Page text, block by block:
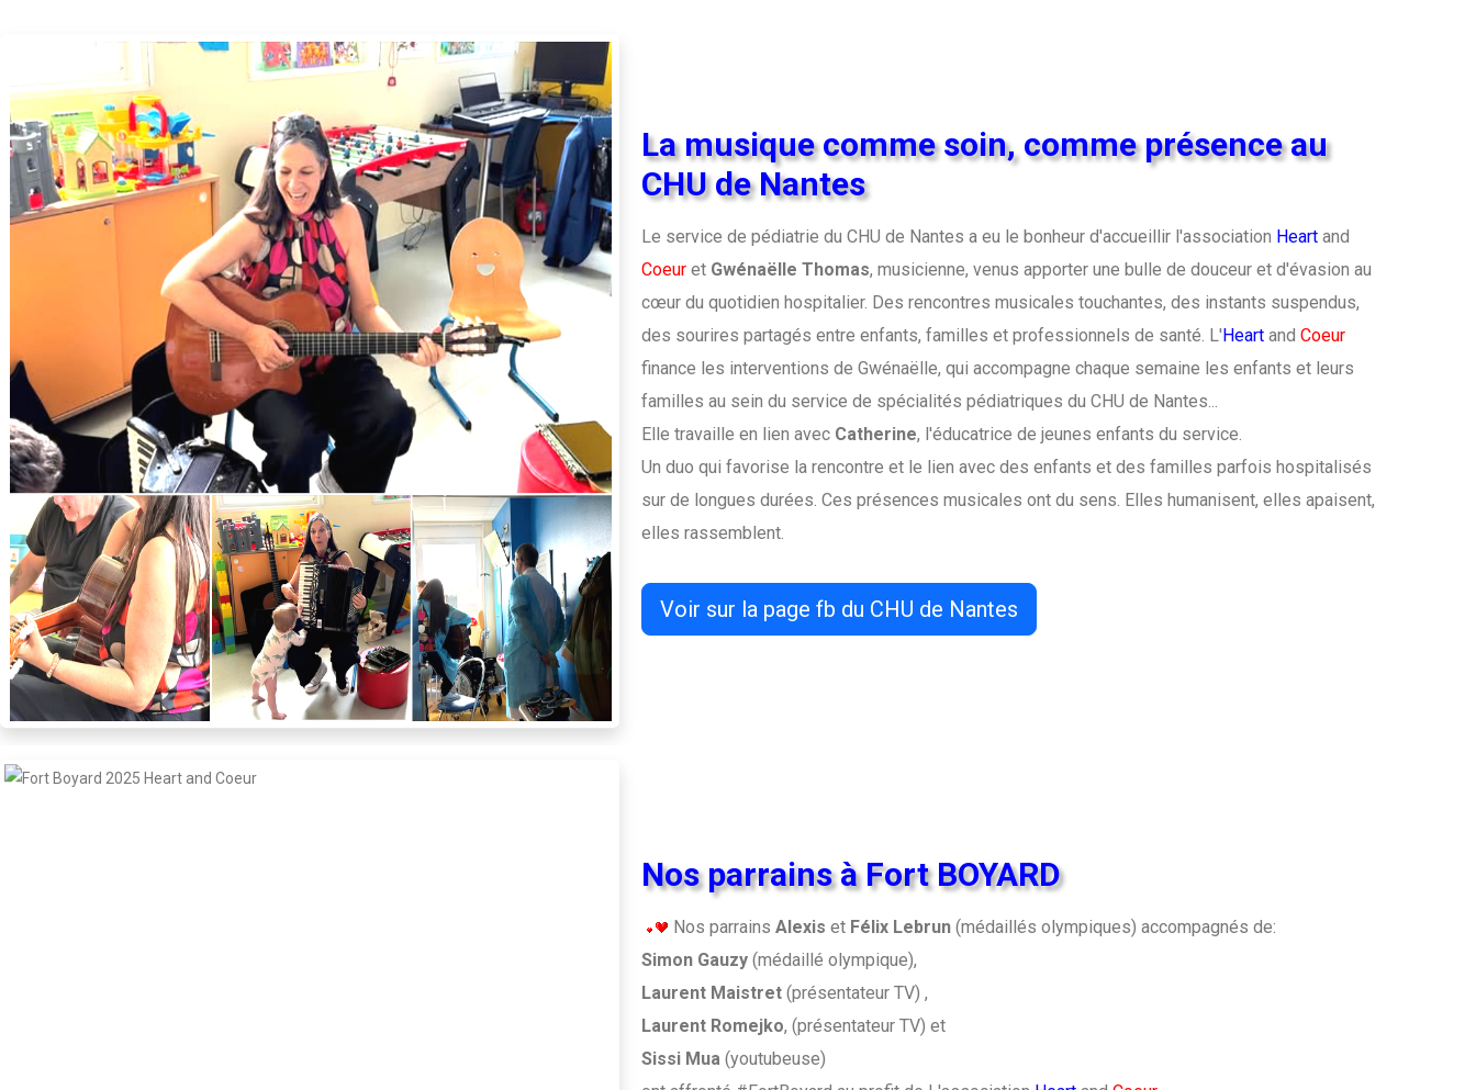
La musique comme soin, comme présence au
CHU de Nantes
Le service de pédiatrie du CHU de Nantes a eu le bonheur d'accueillir l'association Heart and
Coeur et Gwénaëlle Thomas, musicienne, venus apporter une bulle de douceur et d'évasion au
cœur du quotidien hospitalier. Des rencontres musicales touchantes, des instants suspendus,
des sourires partagés entre enfants, familles et professionnels de santé. L' Heart and Coeur
finance les interventions de Gwénaëlle, qui accompagne chaque semaine les enfants et leurs
familles au sein du service de spécialités pédiatriques du CHU de Nantes...
Elle travaille en lien avec Catherine, l'éducatrice de jeunes enfants du service.
Un duo qui favorise la rencontre et le lien avec des enfants et des familles parfois hospitalisés
sur de longues durées. Ces présences musicales ont du sens. Elles humanisent, elles apaisent,
elles rassemblent.
Voir sur la page fb du CHU de Nantes
Nos parrains à Fort BOYARD
Nos parrains Alexis et Félix Lebrun (médaillés olympiques) accompagnés de:
Simon Gauzy (médaillé olympique),
Laurent Maistret (présentateur TV) ,
Laurent Romejko, (présentateur TV) et
Sissi Mua (youtubeuse)